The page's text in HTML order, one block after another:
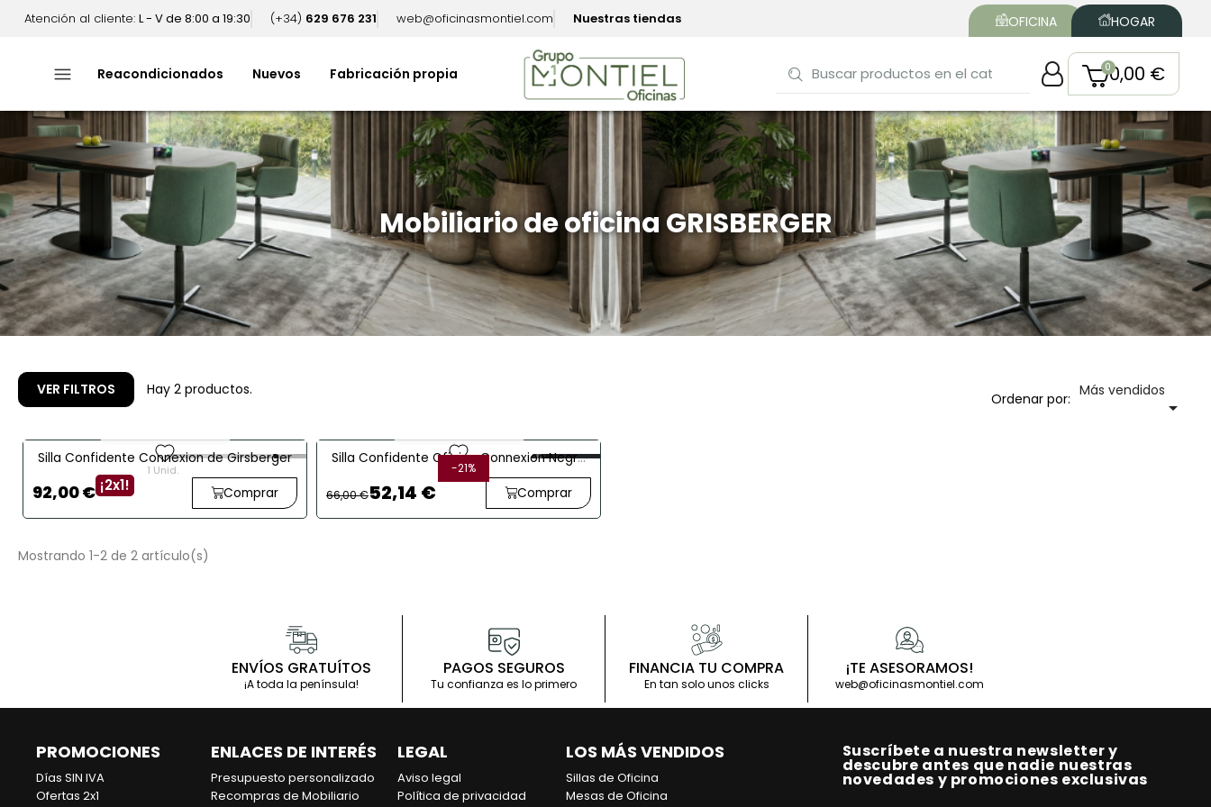
Atención al cliente: L - V de 8:00 a 19:30 (+34) 629 676 231 web@oficinasmontiel.com Nuestras tiendas OFICINA HOGAR
menu Reacondicionados Nuevos Fabricación propia 0,00 €
Mobiliario de oficina GRISBERGER
VER FILTROS Hay 2 productos.
Ordenar por: Más vendidos

favorite
Silla Confidente Connexion de Girsberger
1 Unid.
92,00 € ¡2x1! Comprar
favorite
Silla Confidente Oficina Connexion Negra
Girsberger - EXPRESS
1 Unid.
66,00 €52,14 € Comprar
-21%
Mostrando 1-2 de 2 artículo(s)
ENVÍOS GRATUÍTOS
¡A toda la península!
PAGOS SEGUROS
Tu confianza es lo primero
FINANCIA TU COMPRA
En tan solo unos clicks
¡TE ASESORAMOS!
web@oficinasmontiel.com
PROMOCIONES
Días SIN IVA
Ofertas 2x1
ENLACES DE INTERÉS
Presupuesto personalizado
Recompras de Mobiliario
LEGAL
Aviso legal
Política de privacidad
LOS MÁS VENDIDOS
Sillas de Oficina
Mesas de Oficina
Suscríbete a nuestra newsletter y
descubre antes que nadie nuestras
novedades y promociones exclusivas